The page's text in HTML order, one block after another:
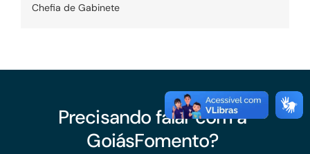
Chefia de Gabinete
Precisando falar com a
GoiásFomento?